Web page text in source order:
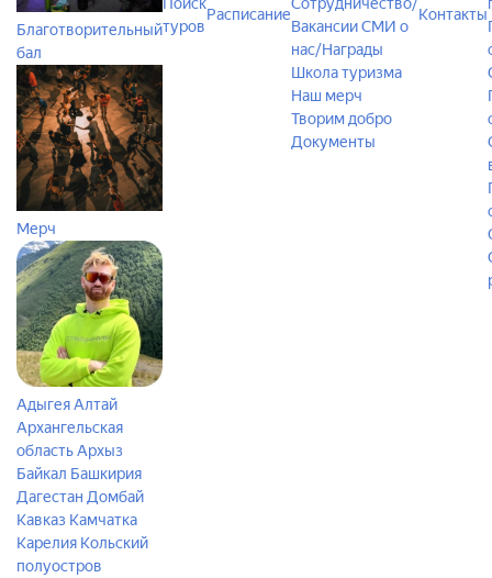
Благотворительный
бал
Мерч
АдыгеяАлтай
Архангельская
областьАрхыз
Байкал Башкирия
Дагестан Домбай
Кавказ Камчатка
Карелия Кольский
полуостров
туров
Расписание
ВакансииСМИ о
нас/Награды
Школа туризма
Наш мерч
Творим добро
Документы
Контакты